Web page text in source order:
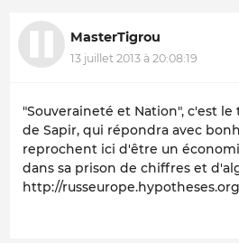
MasterTigrou
13 juillet 2013 à 20:08:19
"Souveraineté et Nation", c'est
de Sapir, qui répondra avec
reprochent ici d'être un
dans sa prison de chiffres et
http://